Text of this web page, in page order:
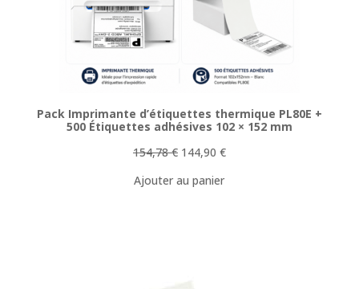
Pack Imprimante d’étiquettes thermique PL80E +
500 Étiquettes adhésives 102 × 152 mm
154,78€ Le
initial
144,90 €Le
Ajouter au panier